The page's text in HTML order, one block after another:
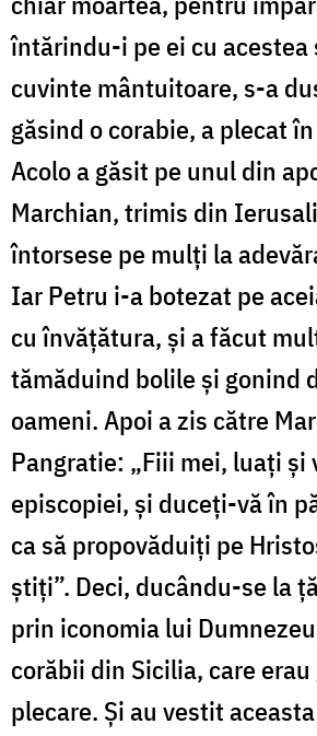
întărindu-i pe ei cu acestea
cuvinte mântuitoare, s-a
găsind o corabie, a plecat
Acolo a găsit pe unul din
Marchian, trimis din
întorsese pe mulți la
Iar Petru i-a botezat pe
cu învățătura, și a făcut
tămăduind bolile și gonind
oameni. Apoi a zis către
Pangratie: „Fiii mei, luați și
episcopiei, și duceți-vă în
ca să propovăduiți pe
știți”. Deci, ducându-se la
prin iconomia lui
corăbii din Sicilia, care
plecare. Și au vestit